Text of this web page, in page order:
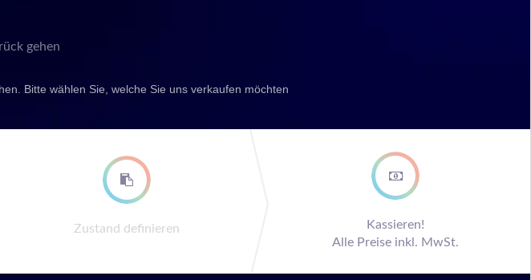
gehen
Bitte wählen Sie, welche Sie uns verkaufen möchten
third step
Zustand definieren
Kassieren!
Alle Preise inkl. MwSt.